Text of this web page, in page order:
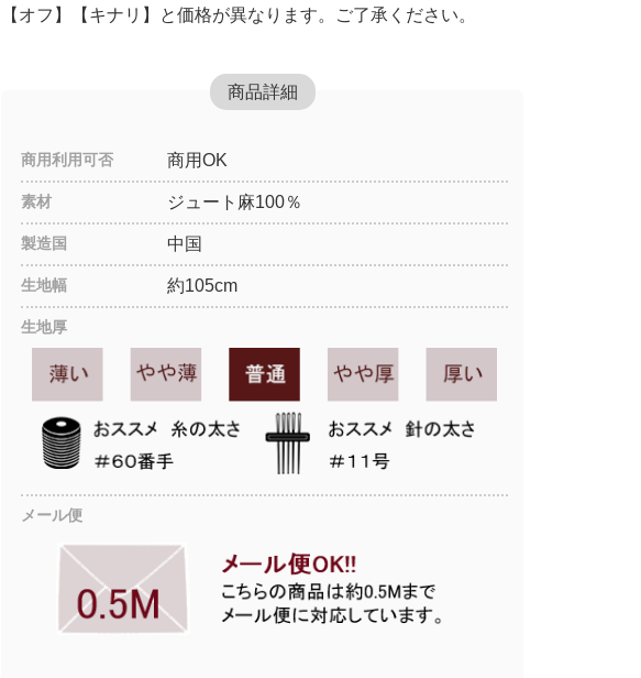
【オフ】【キナリ】と価格が異なります。ご了承ください。
商品詳細
商用利用可否 商用OK
素材 ジュート麻100％
製造国 中国
生地幅 約105cm
生地厚
メール便